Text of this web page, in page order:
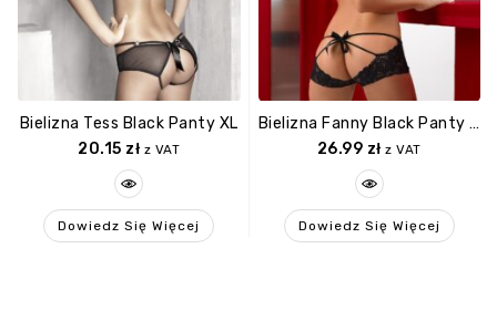
Bielizna Tess Black Panty XL
20.15 zł z VAT
Dowiedz Się Więcej
Bielizna Fanny Black Panty M (czarne Majtki)
26.99 zł z VAT
Dowiedz Się Więcej